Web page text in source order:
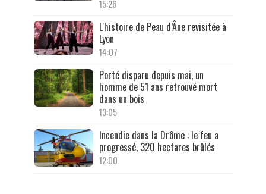
15:26
L'histoire de Peau d’Âne revisitée à
Lyon
14:07
Porté disparu depuis mai, un
homme de 51 ans retrouvé mort
dans un bois
13:05
Incendie dans la Drôme : le feu a
progressé, 320 hectares brûlés
12:00